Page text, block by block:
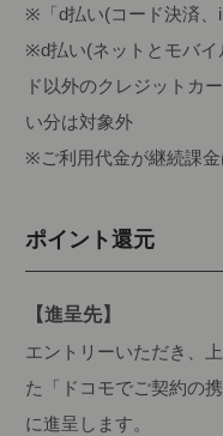
※「d払い(コード決済
※d払い(ネットとモバイ
ド以外のクレジットカ
い分は対象外
※ご利用代金が継続課
ポイント還元
【進呈先】
エントリーいただき、
た「ドコモでご契約の
に進呈します。